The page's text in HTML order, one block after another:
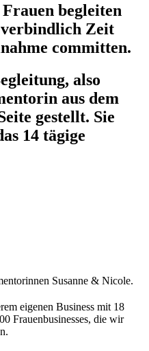
begleiten
verbindlich Zeit
committen.
also
aus dem
gestellt. Sie
14 tägige
Susanne & Nicole.
eigenen Business mit 18
Frauenbusinesses, die wir